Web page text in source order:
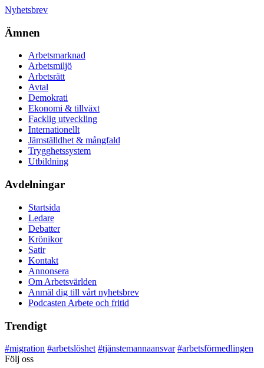
Nyhetsbrev
Ämnen
Arbetsmarknad
Arbetsmiljö
Arbetsrätt
Avtal
Demokrati
Ekonomi & tillväxt
Facklig utveckling
Internationellt
Jämställdhet & mångfald
Trygghetssystem
Utbildning
Avdelningar
Startsida
Ledare
Debatter
Krönikor
Satir
Kontakt
Annonsera
Om Arbetsvärlden
Anmäl dig till vårt nyhetsbrev
Podcasten Arbete och fritid
Trendigt
#migration #arbetslöshet #tjänstemannaansvar #arbetsförmedlingen
Följ oss